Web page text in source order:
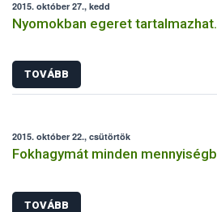
2015. október 27., kedd
Nyomokban egeret
TOVÁBB
2015. október 22., csütörtök
Fokhagymát minden
TOVÁBB